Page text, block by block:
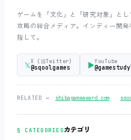
ゲームを「文化」と「研究対象」と
攻略の総合メディア。インディー開
指して。
𝕏X (旧Twitter)
@sqoolgames ▶YouTube
RELATED → shibagameaward.com ‧
§ CATEGORIESカテゴリ